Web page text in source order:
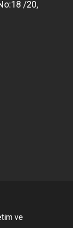
/20,
ve